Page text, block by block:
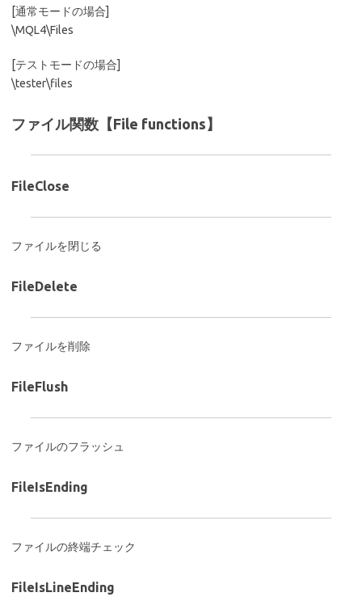
[通常モードの場合]
\MQL4\Files
[テストモードの場合]
\tester\files
ファイル関数【File functions】
FileClose
ファイルを閉じる
FileDelete
ファイルを削除
FileFlush
ファイルのフラッシュ
FileIsEnding
ファイルの終端チェック
FileIsLineEnding